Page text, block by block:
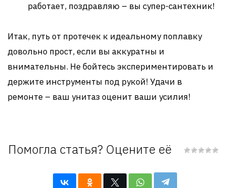
работает, поздравляю – вы супер-сантехник!
Итак, путь от протечек к идеальному поплавку
довольно прост, если вы аккуратны и
внимательны. Не бойтесь экспериментировать и
держите инструменты под рукой! Удачи в
ремонте – ваш унитаз оценит ваши усилия!
Помогла статья? Оцените её